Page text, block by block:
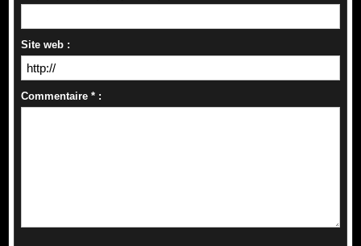
Site web :
Commentaire * :